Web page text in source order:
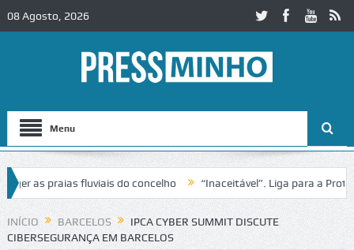
08 Agosto, 2026
Menu
praias fluviais do concelho “Inaceitável”. Liga para a Proteção
INÍCIO BARCELOS
IPCA CYBER SUMMIT DISCUTE
CIBERSEGURANÇA EM BARCELOS